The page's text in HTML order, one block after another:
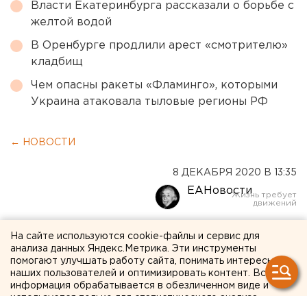
Власти Екатеринбурга рассказали о борьбе с
желтой водой
В Оренбурге продлили арест «смотрителю»
кладбищ
Чем опасны ракеты «Фламинго», которыми
Украина атаковала тыловые регионы РФ
← НОВОСТИ
8 ДЕКАБРЯ 2020 В 13:35
ЕАНовости
Второй отель Hyatt в
Екатеринбурге готовят к
вводу в эксплуатацию
На сайте используются cookie-файлы и сервис для
анализа данных Яндекс.Метрика. Эти инструменты
помогают улучшать работу сайта, понимать интересы
наших пользователей и оптимизировать контент. Вся
информация обрабатывается в обезличенном виде и